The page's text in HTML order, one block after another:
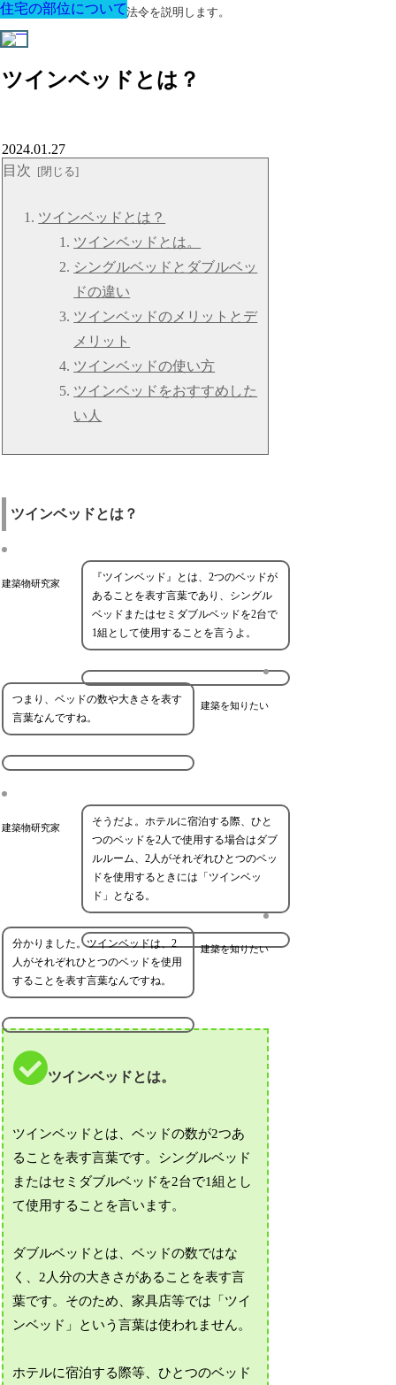
建築に関する用語と関連法令を説明します。
ツインベッドとは？
住宅の部位について
2024.01.27
目次
ツインベッドとは？
ツインベッドとは。
シングルベッドとダブルベッ
ドの違い
ツインベッドのメリットとデ
メリット
ツインベッドの使い方
ツインベッドをおすすめした
い人
ツインベッドとは？
建築物研究家
『ツインベッド』とは、2つのベッドが
あることを表す言葉であり、シングル
ベッドまたはセミダブルベッドを2台で
1組として使用することを言うよ。
建築を知りたい
つまり、ベッドの数や大きさを表す
言葉なんですね。
建築物研究家
そうだよ。ホテルに宿泊する際、ひと
つのベッドを2人で使用する場合はダブ
ルルーム、2人がそれぞれひとつのベッ
ドを使用するときには「ツインベッ
ド」となる。
建築を知りたい
分かりました。ツインベッドは、2
人がそれぞれひとつのベッドを使用
することを表す言葉なんですね。
ツインベッドとは。
ツインベッドとは、ベッドの数が2つあ
ることを表す言葉です。シングルベッド
またはセミダブルベッドを2台で1組とし
て使用することを言います。
ダブルベッドとは、ベッドの数ではな
く、2人分の大きさがあることを表す言
葉です。そのため、家具店等では「ツイ
ンベッド」という言葉は使われません。
ホテルに宿泊する際等、ひとつのベッド
住宅の部位について
住宅の部位について
住宅の部位について
住宅の部位について
住宅の部位について
住宅の部位について